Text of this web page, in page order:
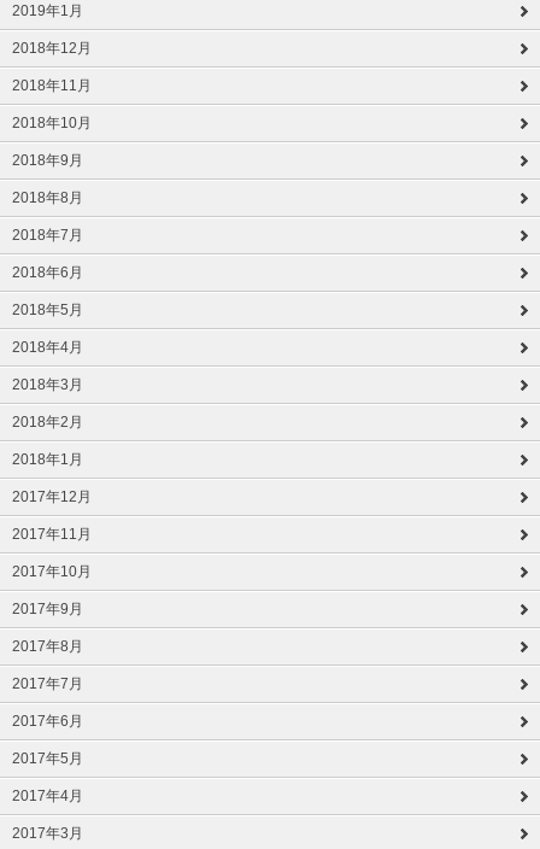
2019年1月
2018年12月
2018年11月
2018年10月
2018年9月
2018年8月
2018年7月
2018年6月
2018年5月
2018年4月
2018年3月
2018年2月
2018年1月
2017年12月
2017年11月
2017年10月
2017年9月
2017年8月
2017年7月
2017年6月
2017年5月
2017年4月
2017年3月